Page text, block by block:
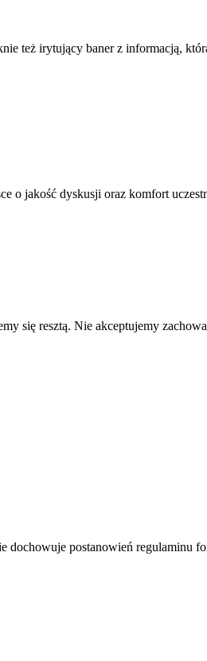
też irytujący baner z informacją,
o jakość dyskusji oraz komfort
się resztą. Nie akceptujemy
dochowuje postanowień regulaminu